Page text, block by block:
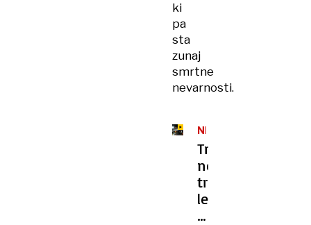
ki
pa
sta
zunaj
smrtne
nevarnosti.
NEW
YORK
Tragična
nesreča:
trčenje
letala
in